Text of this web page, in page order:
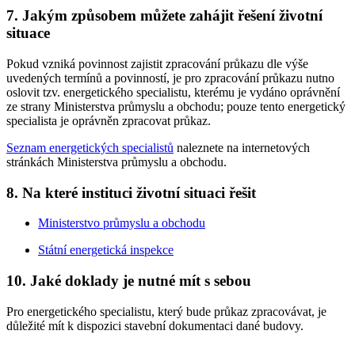
7. Jakým způsobem můžete zahájit řešení životní
situace
Pokud vzniká povinnost zajistit zpracování průkazu dle výše
uvedených termínů a povinností, je pro zpracování průkazu nutno
oslovit tzv. energetického specialistu, kterému je vydáno oprávnění
ze strany Ministerstva průmyslu a obchodu; pouze tento energetický
specialista je oprávněn zpracovat průkaz.
Seznam energetických specialistů naleznete na internetových
stránkách Ministerstva průmyslu a obchodu.
8. Na které instituci životní situaci řešit
Ministerstvo průmyslu a obchodu
Státní energetická inspekce
10. Jaké doklady je nutné mít s sebou
Pro energetického specialistu, který bude průkaz zpracovávat, je
důležité mít k dispozici stavební dokumentaci dané budovy.